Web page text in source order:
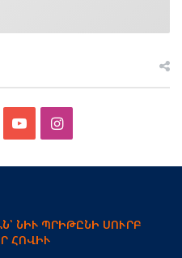
YouTubeInstagram
ՆԻՒ ՊՐԻԹԸՆԻ ՍՈՒՐԲ
ՀՈՎԻՒ